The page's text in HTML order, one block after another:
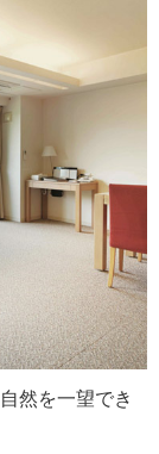
然を一望でき